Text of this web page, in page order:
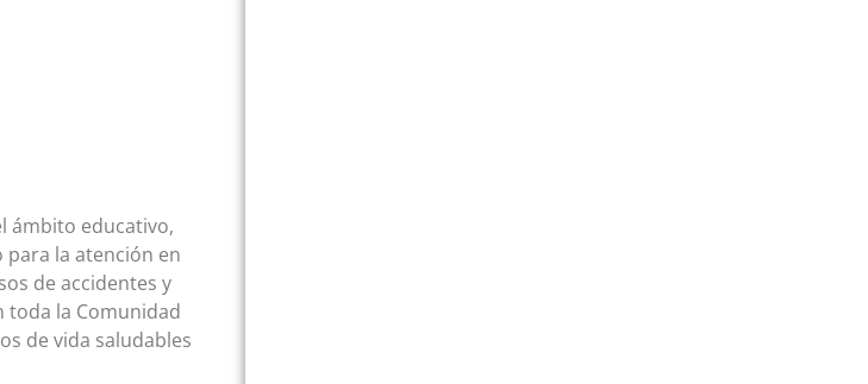
ámbito educativo,
la atención en
de accidentes y
la Comunidad
de vida saludables